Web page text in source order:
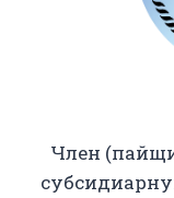
Член